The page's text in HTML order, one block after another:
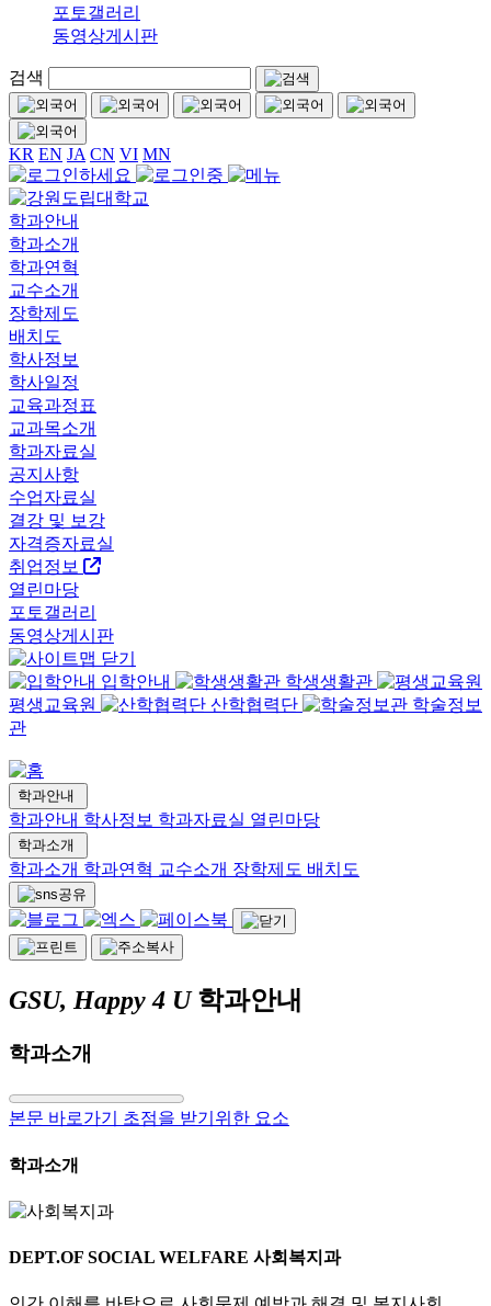
포토갤러리
동영상게시판
검색
KR EN JA CN VI MN
학과안내
학과소개
학과연혁
교수소개
장학제도
배치도
학사정보
학사일정
교육과정표
교과목소개
학과자료실
공지사항
수업자료실
결강 및 보강
자격증자료실
취업정보
열린마당
포토갤러리
동영상게시판
입학안내
학생생활관
평생교육원
산학협력단
학술정보
관
학과안내
학과안내 학사정보 학과자료실 열린마당
학과소개
학과소개 학과연혁 교수소개 장학제도 배치도
GSU, Happy 4 U 학과안내
학과소개
본문 바로가기 초점을 받기위한 요소
학과소개
DEPT.OF SOCIAL WELFARE 사회복지과